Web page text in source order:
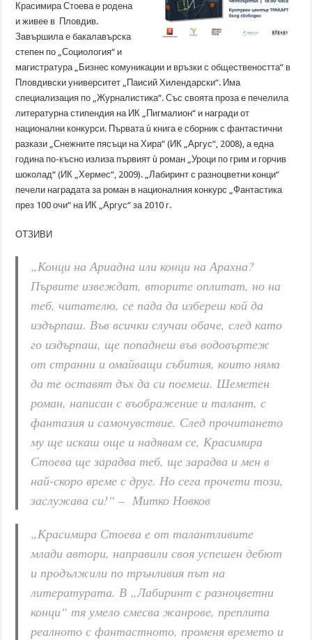
Красимира Стоева е родена
и живее в Пловдив.
Завършила е бакалавърска
степен по „Социология“ и
магистратура „Бизнес комуникации и връзки с обществеността“ в
Пловдивски университет „Паисий Хилендарски“. Има
специализация по „Журналистика“. Със своята проза е печелила
литературна стипендия на ИК „Пигмалион“ и награди от
национални конкурси. Първата ù книга е сборник с фантастични
разкази „Снежните пясъци на Хира“ (ИК „Аргус“, 2008), а една
година по-късно излиза първият ù роман „Уроци по грим и горчив
шоколад“ (ИК „Хермес“, 2009). „Лабиринт с разноцветни конци“
печели наградата за роман в националния конкурс „Фантастика
през 100 очи“ на ИК „Аргус“ за 2010 г.
ОТЗИВИ
„Конци на Ариадна или конци на Арахна?
Първите извеждат, вторите оплитат, но на
теб, читателю, се пада да избереш кой да
издърпаш. Във всички случаи обаче, след като
го издърпаш, ще попаднеш във водовъртеж
от странни и омайващи събития, които няма
да те оставят дъх да си поемеш. Шеметен
роман, написан с въображение и талант, с
фантазия и самочувствие. След прочитането
му ще искаш още и надявам се, Красимира
Стоева ще зарадва теб, ще зарадва и мен в
най-скоро време с друг. Но сега прочети този,
заслужава си!“ – Митко Новков
„Красимира Стоева е от талантливите
млади автори, направили своя успешен дебют
и продължили по трънливия път на
литературата. В „Лабиринт с разноцветни
конци“ тя умело смесва жанрове, преплита
реалното с фантастното, променя времето и